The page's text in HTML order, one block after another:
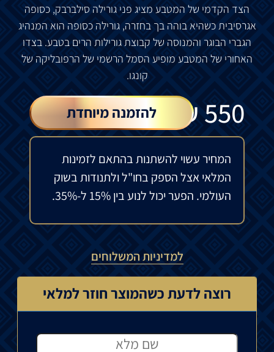
הצד הקדמי של המטבע מציג פני גורילה סילברבק, כסופה
אגרסיבית כשהיא בוהה בך בחזרה, גורילה כסופה הוא המנהיג
הגברי הבוגר והמנוסה של קבוצת גורילות הרים בטבע. בצדו
האחורי של המטבע מופיע הסמל הרשמי של הרפובליקה של
קונגו.
550
₪ להזמנה מיוחדת
המחיר עשוי להשתנות בהתאם לזמינות
המלאי אצל הספק בחו"ל ולתנודות בשוק
העולמי. הפער יכול לנוע בין 15% ל-35%.
למדיניות המשלוחים
רוצה לדעת כשהמוצר חוזר למלאי